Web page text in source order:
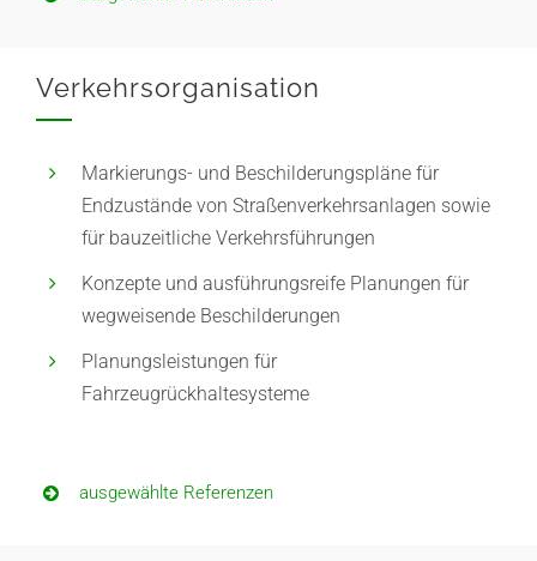
Verkehrsorganisation
Markierungs- und Beschilderungspläne für
Endzustände von Straßenverkehrsanlagen sowie
für bauzeitliche Verkehrsführungen
Konzepte und ausführungsreife Planungen für
wegweisende Beschilderungen
Planungsleistungen für
Fahrzeugrückhaltesysteme
ausgewählte Referenzen